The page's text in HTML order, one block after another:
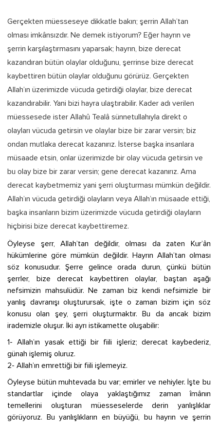
Gerçekten müesseseye dikkatle bakın; şerrin Allah’tan
olması imkânsızdır. Ne demek istiyorum? Eğer hayrın ve
şerrin karşılaştırmasını yaparsak; hayrın, bize derecat
kazandıran bütün olaylar olduğunu, şerrinse bize derecat
kaybettiren bütün olaylar olduğunu görürüz. Gerçekten
Allah’ın üzerimizde vücuda getirdiği olaylar, bize derecat
kazandırabilir. Yani bizi hayra ulaştırabilir. Kader adı verilen
müessesede ister Allahû Tealâ sünnetullahıyla direkt o
olayları vücuda getirsin ve olaylar bize bir zarar versin; biz
ondan mutlaka derecat kazanırız. İsterse başka insanlara
müsaade etsin, onlar üzerimizde bir olay vücuda getirsin ve
bu olay bize bir zarar versin; gene derecat kazanırız. Ama
derecat kaybetmemiz yani şerri oluşturması mümkün değildir.
Allah’ın vücuda getirdiği olayların veya Allah’ın müsaade ettiği,
başka insanların bizim üzerimizde vücuda getirdiği olayların
hiçbirisi bize derecat kaybettiremez.
Öyleyse şerr, Allah’tan değildir, olması da zaten Kur’ân
hükümlerine göre mümkün değildir. Hayrın Allah’tan olması
söz konusudur. Şerre gelince orada durun, çünkü bütün
şerrler, bize derecat kaybettiren olaylar, baştan aşağı
nefsimizin mahsulüdür. Ne zaman biz kendi nefsimizle bir
yanlış davranışı oluşturursak, işte o zaman bizim için söz
konusu olan şey, şerri oluşturmaktır. Bu da ancak bizim
irademizle oluşur. İki ayrı istikamette oluşabilir:
1- Allah’ın yasak ettiği bir fiili işleriz; derecat kaybederiz,
günah işlemiş oluruz.
2- Allah’ın emrettiği bir fiili işlemeyiz.
Öyleyse bütün muhtevada bu var; emirler ve nehiyler. İşte bu
standartlar içinde olaya yaklaştığımız zaman îmânın
temellerini oluşturan müesseselerde derin yanlışlıklar
görüyoruz. Bu yanlışlıkların en büyüğü, bu hayrın ve şerrin